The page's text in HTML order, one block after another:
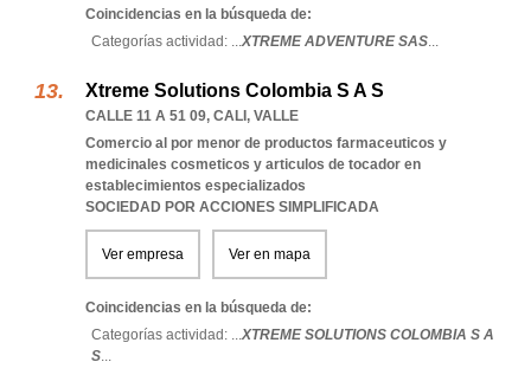
Coincidencias en la búsqueda de:
Categorías actividad: ...XTREME ADVENTURE SAS...
Xtreme Solutions Colombia S A S
CALLE 11 A 51 09, CALI , VALLE
Comercio al por menor de productos farmaceuticos y
medicinales cosmeticos y articulos de tocador en
establecimientos especializados
SOCIEDAD POR ACCIONES SIMPLIFICADA
Ver empresa Ver en mapa
Coincidencias en la búsqueda de:
Categorías actividad: ...XTREME SOLUTIONS COLOMBIA S A
S...